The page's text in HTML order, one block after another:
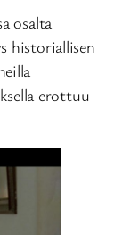
osalta
historiallisen
erottuu